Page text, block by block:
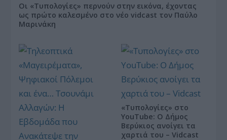
Οι «Τυπολογίες» περνούν στην εικόνα, έχοντας
ως πρώτο καλεσμένο στο νέο vidcast τον Παύλο
Μαρινάκη
«Τυπολογίες» στο
YouTube: Ο Δήμος
Βερύκιος ανοίγει τα
χαρτιά του – Vidcast